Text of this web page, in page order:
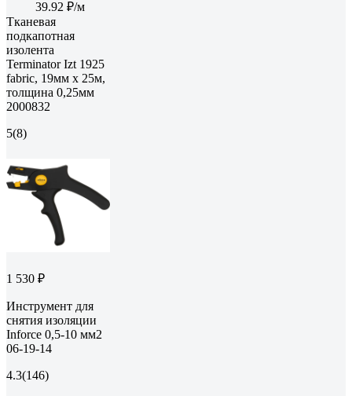
39.92 ₽/м
Тканевая
подкапотная
изолента
Terminator Izt 1925
fabric, 19мм х 25м,
толщина 0,25мм
2000832
5(8)
1 530 ₽
Инструмент для
снятия изоляции
Inforce 0,5-10 мм2
06-19-14
4.3(146)